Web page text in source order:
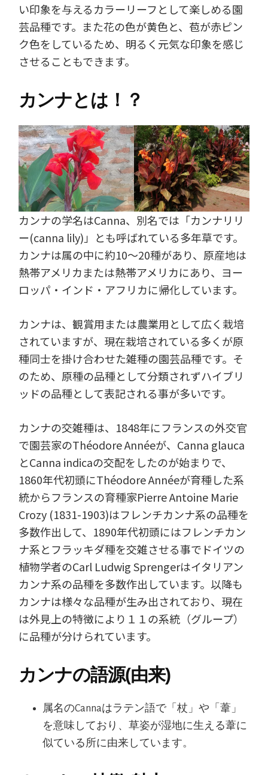
い印象を与えるカラーリーフとして楽しめる園
芸品種です。また花の色が黄色と、苞が赤ピン
ク色をしているため、明るく元気な印象を感じ
させることもできます。
カンナとは！？
カンナの学名はCanna、別名では「カンナリリ
ー(canna lily)」とも呼ばれている多年草です。
カンナは属の中に約10～20種があり、原産地は
熱帯アメリカまたは熱帯アメリカにあり、ヨー
ロッパ・インド・アフリカに帰化しています。
カンナは、観賞用または農業用として広く栽培
されていますが、現在栽培されている多くが原
種同士を掛け合わせた雑種の園芸品種です。そ
のため、原種の品種として分類されずハイブリ
ッドの品種として表記される事が多いです。
カンナの交雑種は、1848年にフランスの外交官
で園芸家のThéodore Annéeが、Canna glauca
とCanna indicaの交配をしたのが始まりで、
1860年代初頭にThéodore Annéeが育種した系
統からフランスの育種家Pierre Antoine Marie
Crozy (1831-1903)はフレンチカンナ系の品種を
多数作出して、1890年代初頭にはフレンチカン
ナ系とフラッキダ種を交雑させる事でドイツの
植物学者のCarl Ludwig Sprengerはイタリアン
カンナ系の品種を多数作出しています。以降も
カンナは様々な品種が生み出されており、現在
は外見上の特徴により１１の系統（グループ）
に品種が分けられています。
カンナの語源(由来)
属名のCannaはラテン語で「杖」や「葦」
を意味しており、草姿が湿地に生える葦に
似ている所に由来しています。